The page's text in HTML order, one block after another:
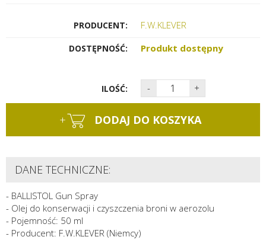
PRODUCENT: F.W.KLEVER
DOSTĘPNOŚĆ: Produkt dostępny
ILOŚĆ: - +
+ DODAJ DO KOSZYKA
DANE TECHNICZNE:
- BALLISTOL Gun Spray
- Olej do konserwacji i czyszczenia broni w aerozolu
- Pojemność: 50 ml
- Producent: F.W.KLEVER (Niemcy)